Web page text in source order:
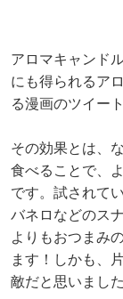
アロマキャンド
にも得られるア
る漫画のツイー
その効果とは、
食べることで、
です。試されて
バネロなどのス
よりもおつまみ
ます！しかも、
敵だと思いました